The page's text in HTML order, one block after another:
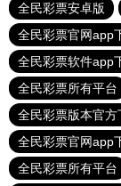
全民彩票安卓版
全民彩票官网app
全民彩票软件app
全民彩票所有平台
全民彩票版本官方
全民彩票官网app
全民彩票所有平台